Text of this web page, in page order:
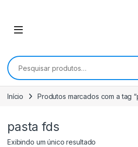
Pesquisar por:
Início Produtos marcados com a tag
pasta fds
Exibindo um único resultado